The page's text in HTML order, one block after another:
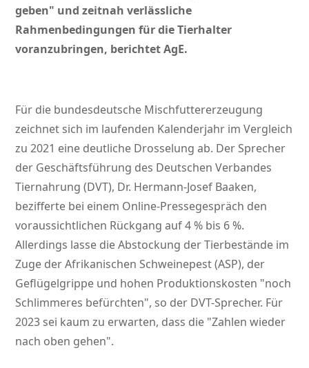
geben
und zeitnah verlässliche
Rahmenbedingungen für die Tierhalter
voranzubringen, berichtet AgE.
Für die bundesdeutsche Mischfuttererzeugung
zeichnet sich im laufenden Kalenderjahr im Vergleich
zu 2021 eine deutliche Drosselung ab. Der Sprecher
der Geschäftsführung des Deutschen Verbandes
Tiernahrung (DVT), Dr. Hermann-Josef Baaken,
bezifferte bei einem Online-Pressegespräch den
voraussichtlichen Rückgang auf 4 % bis 6 %.
Allerdings lasse die Abstockung der Tierbestände im
Zuge der Afrikanischen Schweinepest (ASP), der
Geflügelgrippe und hohen Produktionskosten noch
Schlimmeres befürchten , so der DVT-Sprecher. Für
2023 sei kaum zu erwarten, dass die Zahlen wieder
nach oben gehen .